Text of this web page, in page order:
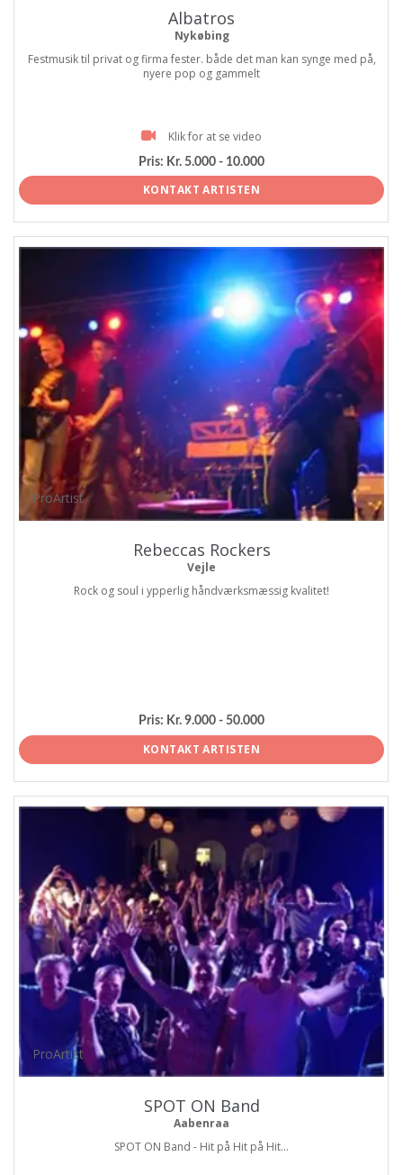
Albatros
Nykøbing
Festmusik til privat og firma fester. både det man kan synge med på,
nyere pop og gammelt
Klik for at se video
Pris: Kr. 5.000 - 10.000
KONTAKT ARTISTEN
ProArtist
Rebeccas Rockers
Vejle
Rock og soul i ypperlig håndværksmæssig kvalitet!
Pris: Kr. 9.000 - 50.000
KONTAKT ARTISTEN
ProArtist
SPOT ON Band
Aabenraa
SPOT ON Band - Hit på Hit på Hit...